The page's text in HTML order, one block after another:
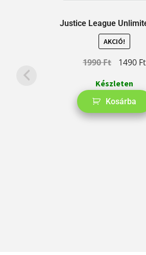
Justice League
AKCIÓ!
1990Ft 1490 Ft
Készleten
Kosárba